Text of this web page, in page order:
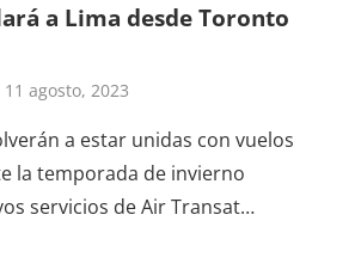
a Lima desde Toronto
11 agosto, 2023
a estar unidas con vuelos
la temporada de invierno
servicios de Air Transat…